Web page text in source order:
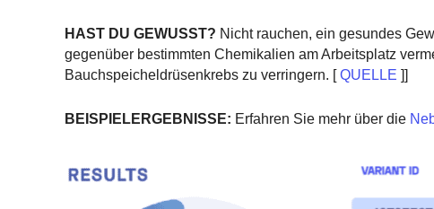
HAST DU GEWUSST? Nicht rauchen, ein gesundes
gegenüber bestimmten Chemikalien am Arbeitsplatz
Bauchspeicheldrüsenkrebs zu verringern. [QUELLE ]]
BEISPIELERGEBNISSE: Erfahren Sie mehr über die